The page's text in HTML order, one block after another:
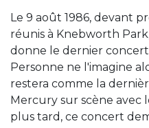
Le 9 août 1986, devant
réunis à Knebworth
donne le dernier
Personne ne l'imagine
restera comme la
Mercury sur scène avec
plus tard, ce concert